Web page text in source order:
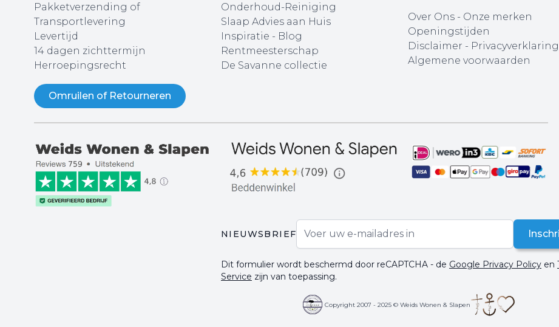
Pakketverzending of
Transportlevering
Levertijd
14 dagen zichttermijn
Herroepingsrecht
Omruilen of Retourneren
Onderhoud-Reiniging
Slaap Advies aan Huis
Inspiratie - Blog
Rentmeesterschap
De Savanne collectie
Over Ons- Onze merken
Openingstijden
Disclaimer - Privacyverklaring
Algemene voorwaarden
NIEUWSBRIEF
E-mail adres
Dit formulier wordt beschermd door reCAPTCHA - de Google Privacy Policy en
Service zijn van toepassing.
Copyright 2007 - 2025 © Weids Wonen & Slapen